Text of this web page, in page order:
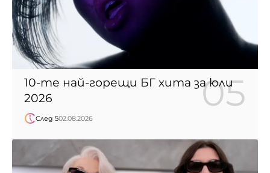
10-те най-горещи БГ хита за юли
2026
След 502.08.2026